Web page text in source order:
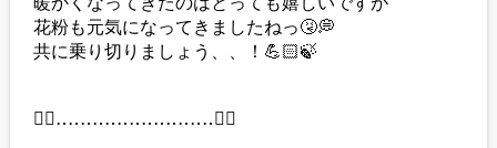
花粉も元気になってきましたねっ🤧💭
共に乗り切りましょう、、！💪🏻🍃
❁⃘‥‥‥‥‥‥‥‥‥‥‥‥‥❁⃘